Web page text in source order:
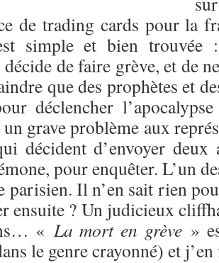
de trading cards pour la
simple et bien
de faire grève, et de
que des prophètes et
déclencher
grave problème aux
décident d’envoyer deux
pour enquêter. L’un
parisien. Il n’en sait rien
ensuite ? Un judicieux
« La mort en grève»
le genre crayonné) et